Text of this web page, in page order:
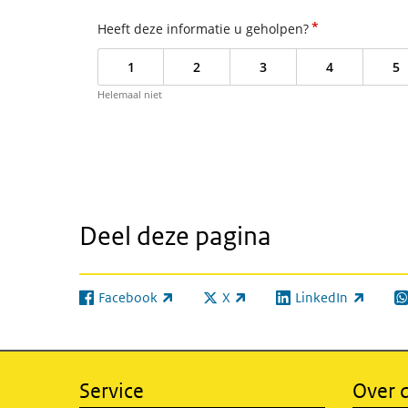
Heeft deze informatie u geholpen?*
1 2 3 4 5
Helemaal niet
Deel deze pagina
Facebook
(externe link) X
(externe link) LinkedIn
(externe link)
Service Over